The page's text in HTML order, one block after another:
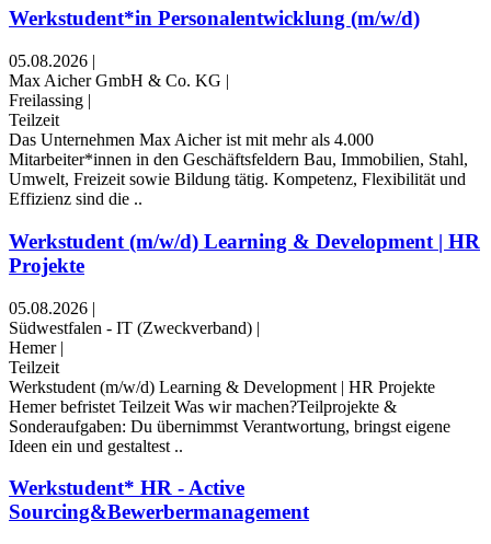
Werkstudent*in Personalentwicklung (m/w/d)
05.08.2026 |
Max Aicher GmbH & Co. KG |
Freilassing |
Teilzeit
Das Unternehmen Max Aicher ist mit mehr als 4.000
Mitarbeiter*innen in den Geschäftsfeldern Bau, Immobilien, Stahl,
Umwelt, Freizeit sowie Bildung tätig. Kompetenz, Flexibilität und
Effizienz sind die ..
Werkstudent (m/w/d) Learning & Development | HR
Projekte
05.08.2026 |
Südwestfalen - IT (Zweckverband) |
Hemer |
Teilzeit
Werkstudent (m/w/d) Learning & Development | HR Projekte ​
Hemer ​befristet ​Teilzeit Was wir machen?Teilprojekte &
Sonderaufgaben: Du übernimmst Verantwortung, bringst eigene
Ideen ein und gestaltest ..
Werkstudent* HR - Active
Sourcing&Bewerbermanagement